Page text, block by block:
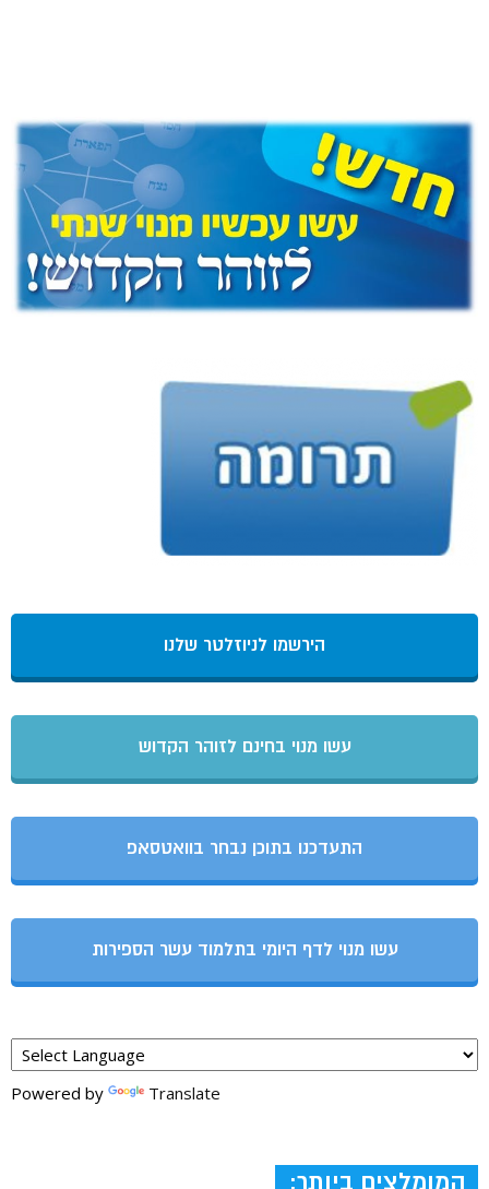
הירשמו לניוזלטר שלנו
עשו מנוי בחינם לזוהר הקדוש
התעדכנו בתוכן נבחר בוואטסאפ
עשו מנוי לדף היומי בתלמוד עשר הספירות
Powered by Translate
המומלצים ביותר: